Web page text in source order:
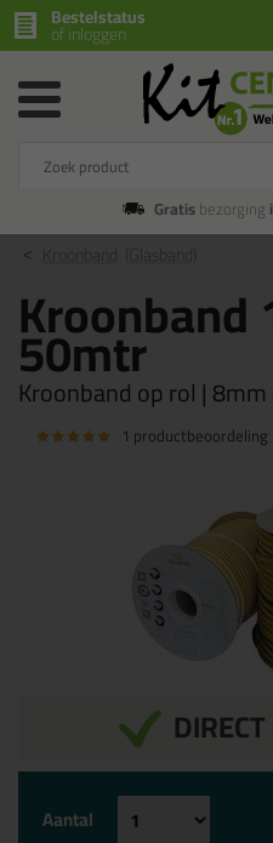
Bestelstatus
of inloggen
Gratisbezorging
50mtr
Kroonband op rol |
1 productbeoordeling
Aantal